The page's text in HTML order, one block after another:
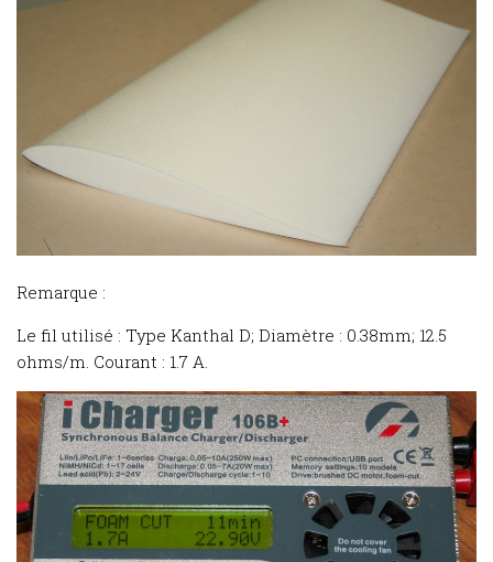
Remarque :
Le fil utilisé : Type Kanthal D; Diamètre : 0.38mm; 12.5
ohms/m. Courant : 1.7 A.